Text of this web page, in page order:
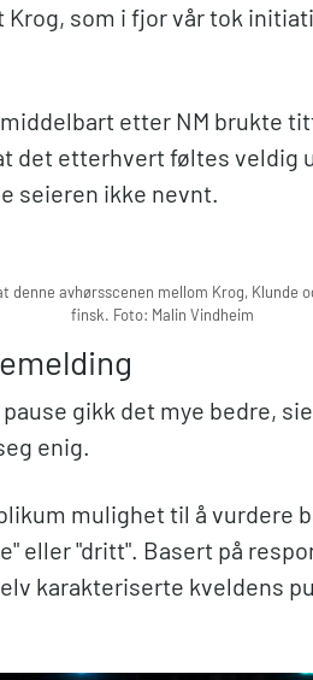
Krog, som i fjor vår tok
etter NM brukte
det etterhvert føltes veldig
seieren ikke nevnt.
denne avhørsscenen mellom Krog, Klunde
finsk. Foto: Malin Vindheim
gikk det mye bedre,
enig.
mulighet til å vurdere
eller "dritt". Basert på
karakteriserte kveldens